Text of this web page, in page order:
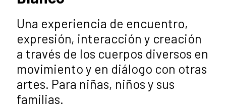
Una experiencia de encuentro,
expresión, interacción y creación
a través de los cuerpos diversos en
movimiento y en diálogo con otras
artes. Para niñas, niños y sus
familias.